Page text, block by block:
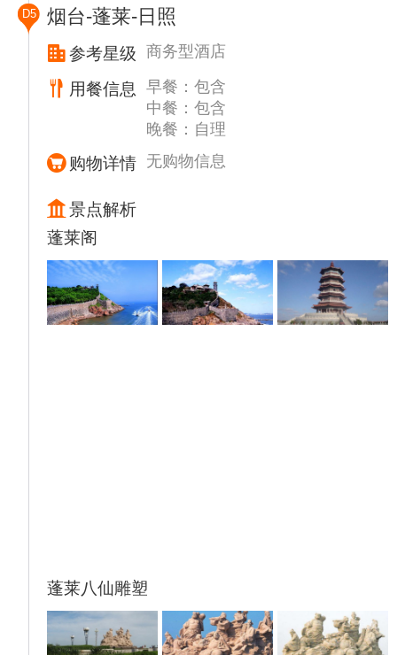
的“出片”景点之一。
沙滩时光--【那香海钻石沙滩海水浴场自由活
动】（游览时间约60分钟）那香海钻石沙滩，
一片镶嵌在黄海之滨的闪耀宝藏。在这里，16
公里的自然海滩如绸带般铺展，4000米长的
海岸线勾勒出宁静与壮阔。当脚步踏足这片沙
质柔细的沙滩，仿佛置身于梦境之中，每一颗
被海浪研磨的石英沙粒，在阳光下闪烁着如钻
石般的光芒。漫步于钻石沙滩，绵长的海岸线
一望无际，湛蓝的大海与天空相连，细软的银
沙在脚下轻轻流淌。标志性的滨海风车随风转
动，仿佛在诉说着古老的故事。而网红地标沙
滩无边界泳池，更是让您尽享海天一线的极致
美景。
人文景观丰富独特，既有上溯千年的战国遗
址、汉代刘公刘母的美丽传说，又有清朝北洋
海军提督署、水师学堂、古炮台等甲午战争遗
址，还有众多英租时期遗留下来的欧式建筑，
D5 烟台-蓬莱-日照
参考星级 商务型酒店
用餐信息
早餐：包含
中餐：包含
晚餐：自理
购物详情 无购物信息
景点解析
蓬莱阁
蓬莱八仙雕塑